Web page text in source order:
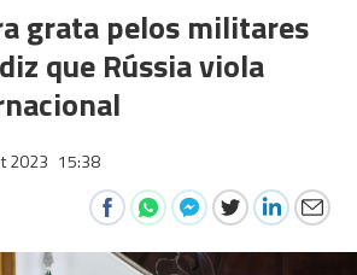
grata pelos militares
que Rússia viola
2023 15:38